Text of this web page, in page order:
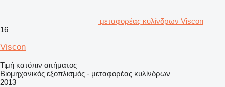
μεταφορέας κυλίνδρων Viscon
16
Viscon
Τιμή κατόπιν αιτήματος
Βιομηχανικός εξοπλισμός - μεταφορέας κυλίνδρων
2013